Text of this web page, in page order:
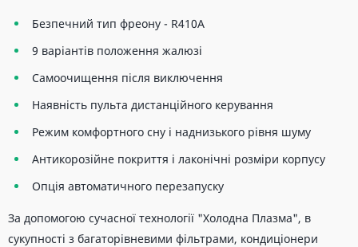
Безпечний тип фреону - R410A
9 варіантів положення жалюзі
Самоочищення після виключення
Наявність пульта дистанційного керування
Режим комфортного сну і наднизького рівня шуму
Антикорозійне покриття і лаконічні розміри корпусу
Опція автоматичного перезапуску
За допомогою сучасної технології "Холодна Плазма", в
сукупності з багаторівневими фільтрами, кондиціонери